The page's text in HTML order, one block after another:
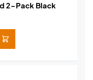
2-Pack Black